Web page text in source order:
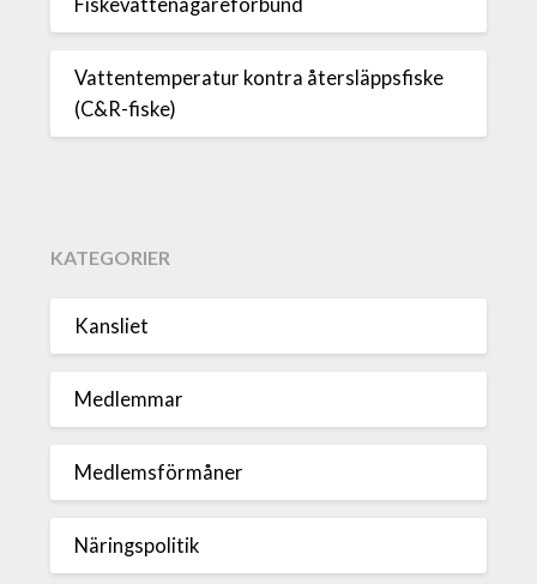
Fiskevattenägareförbund
Vattentemperatur kontra återsläppsfiske
(C&R-fiske)
KATEGORIER
Kansliet
Medlemmar
Medlemsförmåner
Näringspolitik